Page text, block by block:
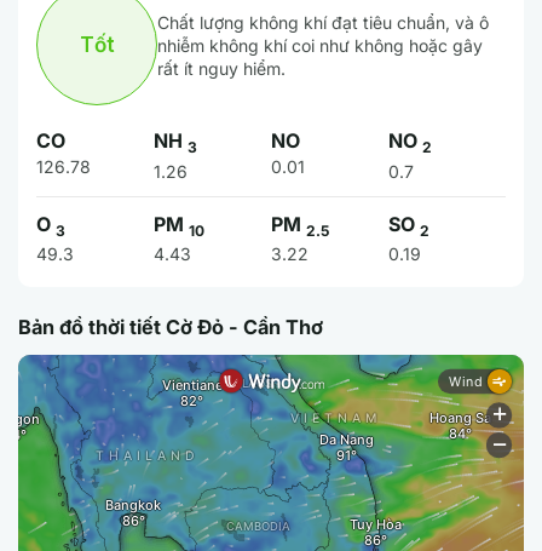
Tốt
Chất lượng không khí đạt tiêu chuẩn, và ô
nhiễm không khí coi như không hoặc gây
rất ít nguy hiểm.
CO
126.78
NH 3
1.26
NO
0.01
NO 2
0.7
O 3
49.3
PM 10
4.43
PM 2.5
3.22
SO 2
0.19
Bản đồ thời tiết Cờ Đỏ - Cần Thơ